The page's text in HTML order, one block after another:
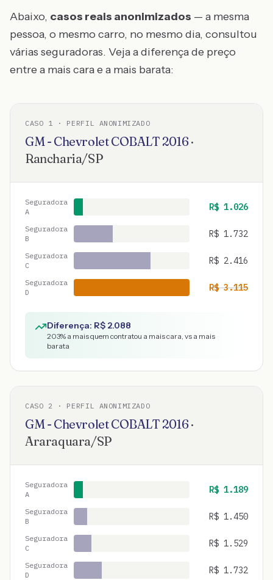
Abaixo, casos reais anonimizados — a mesma
pessoa, o mesmo carro, no mesmo dia, consultou
várias seguradoras. Veja a diferença de preço
entre a mais cara e a mais barata:
CASO 1 · PERFIL ANONIMIZADO
GM - ChevroletCOBALT 2016·
Rancharia/SP
Seguradora
A
R$ 1.026
Seguradora
B
R$ 1.732
Seguradora
C
R$ 2.416
Seguradora
D
R$3.115
Diferença: R$ 2.088
203% a mais quem contratou a mais cara, vs a mais
barata
CASO 2 · PERFIL ANONIMIZADO
GM - ChevroletCOBALT 2016·
Araraquara/SP
Seguradora
A
R$ 1.189
Seguradora
B
R$ 1.450
Seguradora
C
R$ 1.529
Seguradora
D
R$ 1.732